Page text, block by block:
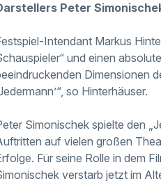
Peter
Intendant Markus
und einen
Dimensionen
so Hinterhäuser.
Simonischek spielte den
auf vielen großen
Für seine Rolle in dem
verstarb jetzt im